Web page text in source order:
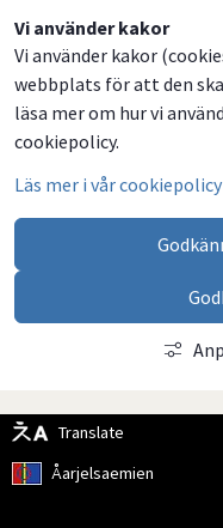
Vi använder kakor
Vi använder kakor
webbplats för att den
läsa mer om hur vi
cookiepolicy.
Läs mer i vår cookiepolicy
Translate
Åarjelsaemien
Dela
på
Facebook
Dela
på
Twitter
Dela
på
LinkedIn
Dela
via
email